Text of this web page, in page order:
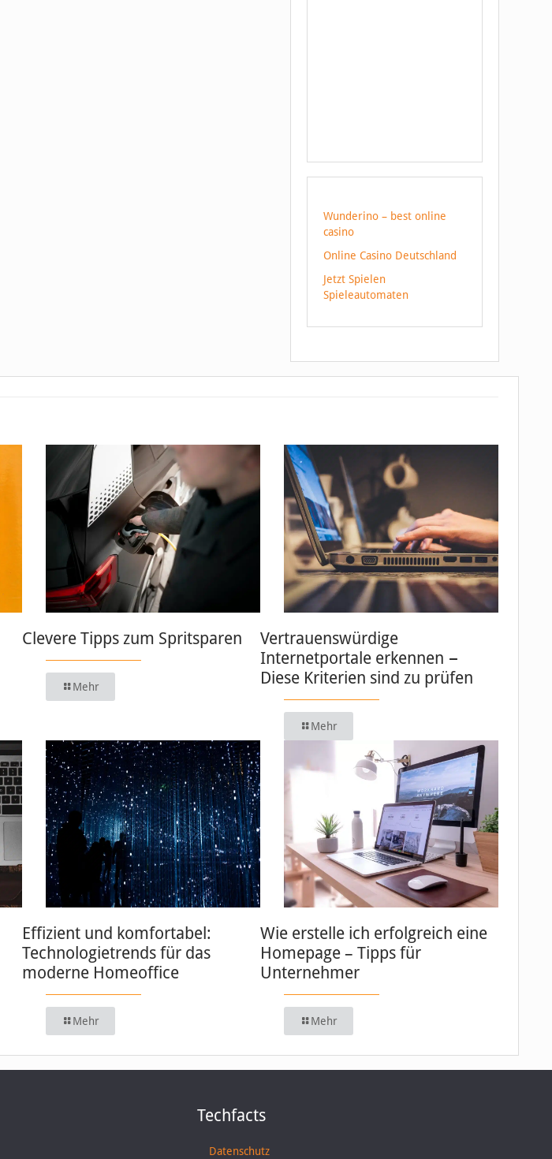
Wunderino – best online
casino
Online Casino Deutschland
Jetzt Spielen
Spieleautomaten
Clevere Tipps zum Spritsparen
Mehr
Vertrauenswürdige
Internetportale erkennen −
Diese Kriterien sind zu prüfen
Mehr
Effizient und komfortabel:
Technologietrends für das
moderne Homeoffice
Mehr
Wie erstelle ich erfolgreich eine
Homepage – Tipps für
Unternehmer
Mehr
Techfacts
Datenschutz